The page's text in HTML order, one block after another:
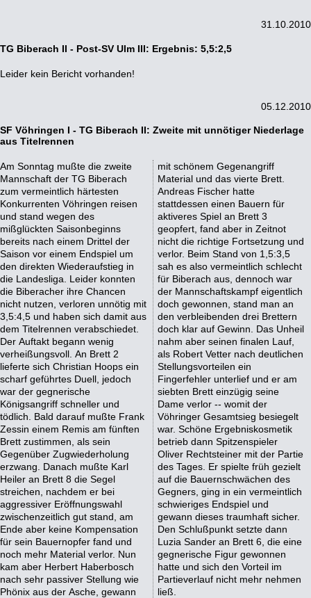
31.10.2010
TG Biberach II - Post-SV Ulm III: Ergebnis: 5,5:2,5
Leider kein Bericht vorhanden!
05.12.2010
SF Vöhringen I - TG Biberach II: Zweite mit unnötiger Niederlage
aus Titelrennen
Am Sonntag mußte die zweite
Mannschaft der TG Biberach
zum vermeintlich härtesten
Konkurrenten Vöhringen reisen
und stand wegen des
mißglückten Saisonbeginns
bereits nach einem Drittel der
Saison vor einem Endspiel um
den direkten Wiederaufstieg in
die Landesliga. Leider konnten
die Biberacher ihre Chancen
nicht nutzen, verloren unnötig mit
3,5:4,5 und haben sich damit aus
dem Titelrennen verabschiedet.
Der Auftakt begann wenig
verheißungsvoll. An Brett 2
lieferte sich Christian Hoops ein
scharf geführtes Duell, jedoch
war der gegnerische
Königsangriff schneller und
tödlich. Bald darauf mußte Frank
Zessin einem Remis am fünften
Brett zustimmen, als sein
Gegenüber Zugwiederholung
erzwang. Danach mußte Karl
Heiler an Brett 8 die Segel
streichen, nachdem er bei
aggressiver Eröffnungswahl
zwischenzeitlich gut stand, am
Ende aber keine Kompensation
für sein Bauernopfer fand und
noch mehr Material verlor. Nun
kam aber Herbert Haberbosch
nach sehr passiver Stellung wie
Phönix aus der Asche, gewann
mit schönem Gegenangriff
Material und das vierte Brett.
Andreas Fischer hatte
stattdessen einen Bauern für
aktiveres Spiel an Brett 3
geopfert, fand aber in Zeitnot
nicht die richtige Fortsetzung und
verlor. Beim Stand von 1,5:3,5
sah es also vermeintlich schlecht
für Biberach aus, dennoch war
der Mannschaftskampf eigentlich
doch gewonnen, stand man an
den verbleibenden drei Brettern
doch klar auf Gewinn. Das Unheil
nahm aber seinen finalen Lauf,
als Robert Vetter nach deutlichen
Stellungsvorteilen ein
Fingerfehler unterlief und er am
siebten Brett einzügig seine
Dame verlor -- womit der
Vöhringer Gesamtsieg besiegelt
war. Schöne Ergebniskosmetik
betrieb dann Spitzenspieler
Oliver Rechtsteiner mit der Partie
des Tages. Er spielte früh gezielt
auf die Bauernschwächen des
Gegners, ging in ein vermeintlich
schwieriges Endspiel und
gewann dieses traumhaft sicher.
Den Schlußpunkt setzte dann
Luzia Sander an Brett 6, die eine
gegnerische Figur gewonnen
hatte und sich den Vorteil im
Partieverlauf nicht mehr nehmen
ließ.